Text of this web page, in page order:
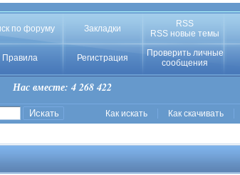
по форуму Закладки
RSS
RSS новые темы
Правила Регистрация
Проверить личные
сообщения
Нас вместе: 4 268 422
Как искать Как скачивать